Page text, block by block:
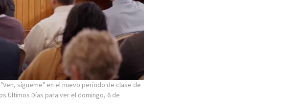
sígueme" en el nuevo período de clase de
Últimos Días para ver el domingo, 6 de